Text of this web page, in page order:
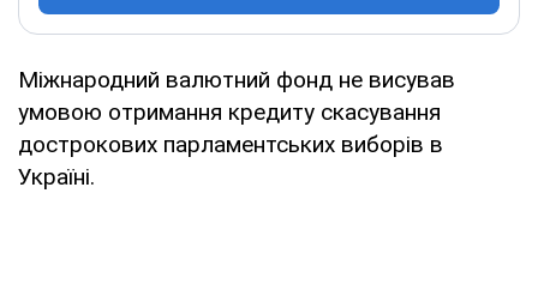
Міжнародний валютний фонд не висував
умовою отримання кредиту скасування
дострокових парламентських виборів в
Україні.